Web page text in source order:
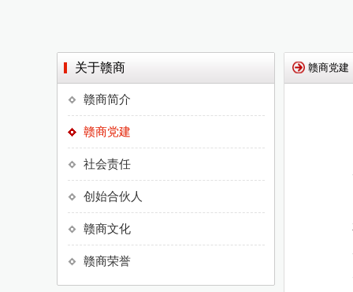
关于赣商
赣商简介
赣商党建
社会责任
创始合伙人
赣商文化
赣商荣誉
赣商党建